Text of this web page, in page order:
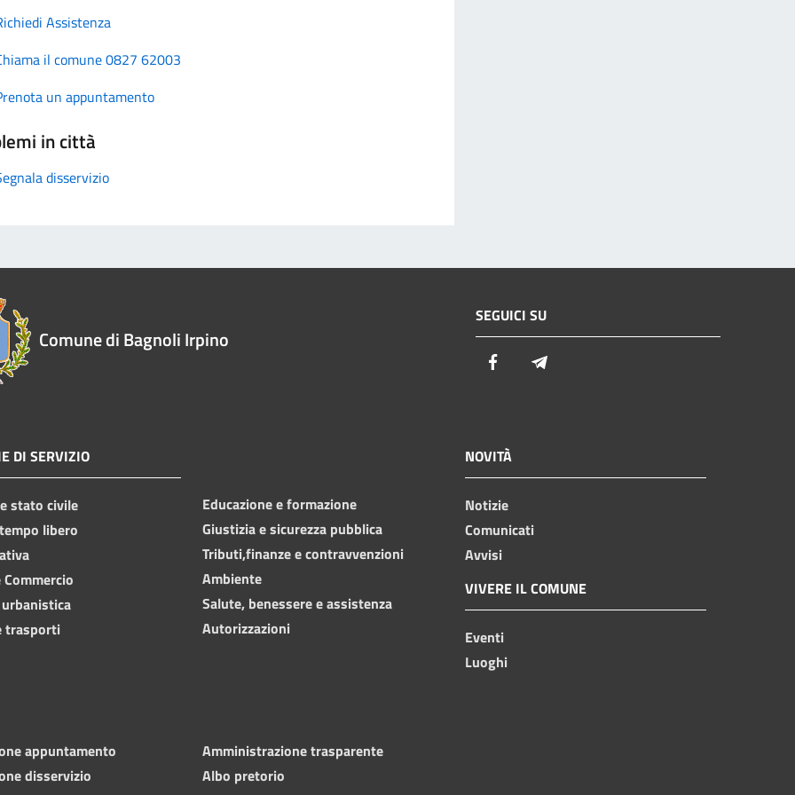
Assistenza
il comune 0827 62003
un appuntamento
in città
disservizio
Comune di Bagnoli Irpino
SEGUICI SU
Facebook
DI SERVIZIO
stato civile
libero
trasporti
Educazione e formazione
Giustizia e sicurezza pubblica
Tributi,finanze e contravvenzioni
Ambiente
Salute, benessere e assistenza
Autorizzazioni
NOVITÀ
Notizie
Comunicati
Avvisi
VIVERE IL COMUNE
Eventi
Luoghi
appuntamento
disservizio
Amministrazione trasparente
Albo pretorio